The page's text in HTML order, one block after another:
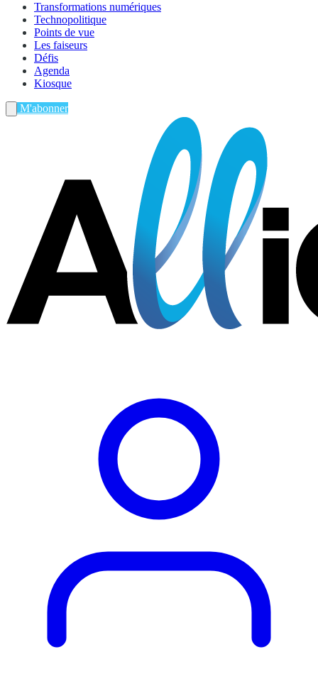
Transformations numériques
Technopolitique
Points de vue
Les faiseurs
Défis
Agenda
Kiosque
M'abonner